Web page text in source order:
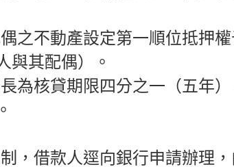
之不動產設定第一順位抵押
與其配偶）。
為核貸期限四分之一（五年
，借款人逕向銀行申請辦理